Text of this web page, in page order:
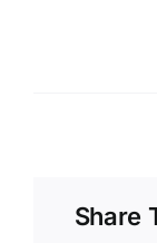
Share